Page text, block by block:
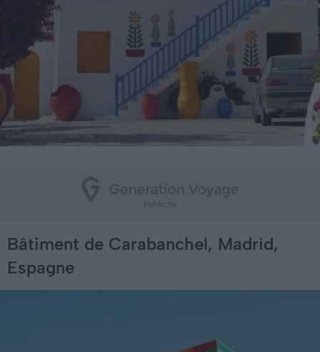
Bâtiment de Carabanchel, Madrid,
Espagne